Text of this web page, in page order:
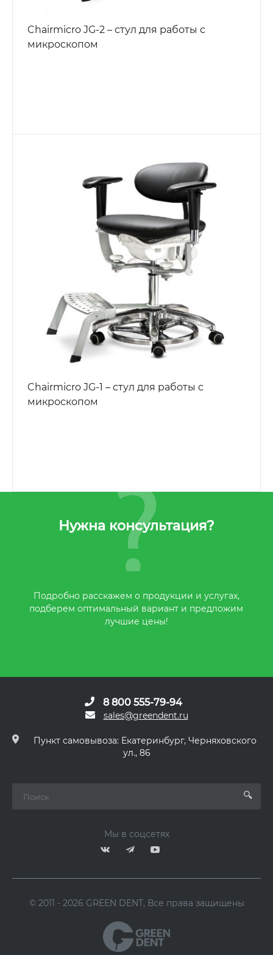
Chairmicro JG-2 – стул для работы с
микроскопом
Chairmicro JG-1 – стул для работы с
микроскопом
Нужна консультация?
Подробно расскажем о продукции и услугах,
подберем оптимальный вариант и предложим
лучшие цены!
8 800 555-79-94
sales@greendent.ru
Пункт самовывоза: Екатеринбург, Черняховского
ул., 86
Мы в соцсетях
© 2011 - 2026 GREEN DENT, Все права защищены